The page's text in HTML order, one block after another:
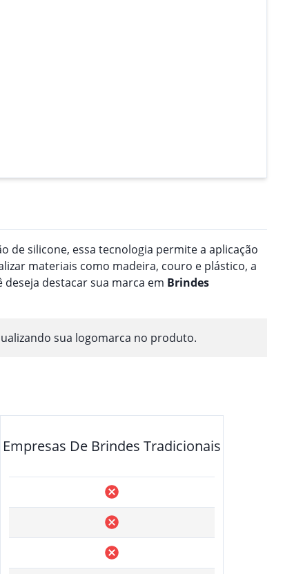
de silicone, essa tecnologia permite a aplicação
materiais como madeira, couro e plástico, a
destacar sua marca em Brindes
sua logomarca no produto.
Empresas De Brindes Tradicionais